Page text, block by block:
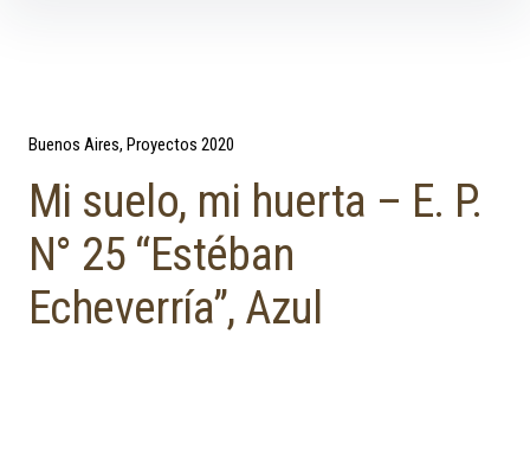
Buenos Aires Proyectos 2020
Mi suelo, mi huerta – E. P.
N° 25 “Estéban
Echeverría”, Azul